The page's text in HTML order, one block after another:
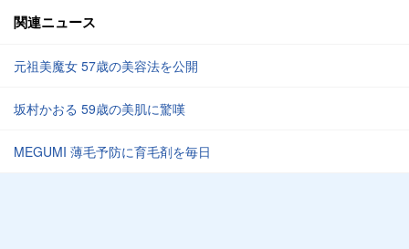
関連ニュース
元祖美魔女 57歳の美容法を公開
坂村かおる 59歳の美肌に驚嘆
MEGUMI 薄毛予防に育毛剤を毎日